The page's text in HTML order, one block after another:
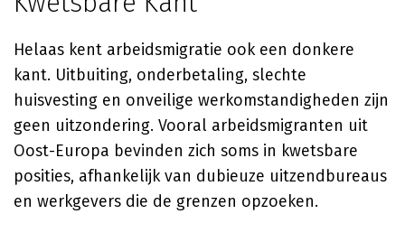
Helaas kent arbeidsmigratie ook een donkere
kant. Uitbuiting, onderbetaling, slechte
huisvesting en onveilige werkomstandigheden zijn
geen uitzondering. Vooral arbeidsmigranten uit
Oost-Europa bevinden zich soms in kwetsbare
posities, afhankelijk van dubieuze uitzendbureaus
en werkgevers die de grenzen opzoeken.